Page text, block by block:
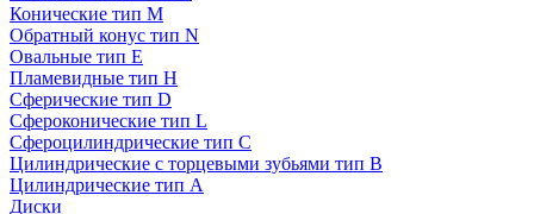
Конические тип M
Обратный конус тип N
Овальные тип E
Пламевидные тип H
Сферические тип D
Сфероконические тип L
Сфероцилиндрические тип C
Цилиндрические с торцевыми зубьями тип B
Цилиндрические тип А
Диски